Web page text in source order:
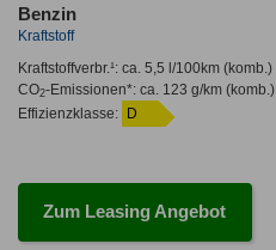
Benzin
Kraftstoff
Kraftstoffverbr.¹: ca. 5,5 l/100km(komb.)
CO2-Emissionen*: ca. 123 g/km(komb.)
Effizienzklasse: D
Zum Leasing Angebot